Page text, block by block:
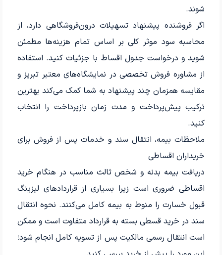
شوند.
اگر فروشنده پیشنهاد تسهیلات درون‌فروشگاهی دارد، از
محاسبه سود موثر کلی بر اساس تمام هزینه‌ها مطمئن
شوید و درخواست جدول اقساط با جزئیات کنید. استفاده
از مشاوره فروش تخصصی در نمایشگاه‌های معتبر تبریز و
مقایسه همزمان چند پیشنهاد به شما کمک می‌کند بهترین
ترکیب پیش‌پرداخت و مدت زمان بازپرداخت را انتخاب
کنید.
ملاحظات بیمه، انتقال سند و خدمات پس از فروش برای
خریداران اقساطی
دریافت بیمه بدنه و شخص ثالث مناسب در هنگام خرید
اقساطی ضروری است زیرا بسیاری از قراردادهای لیزینگ
قبول خسارت را منوط به بیمه کامل می‌کنند. نحوه انتقال
سند در خرید قسطی بسته به قرارداد متفاوت است و ممکن
است انتقال رسمی مالکیت پس از تسویه کامل انجام شود؛